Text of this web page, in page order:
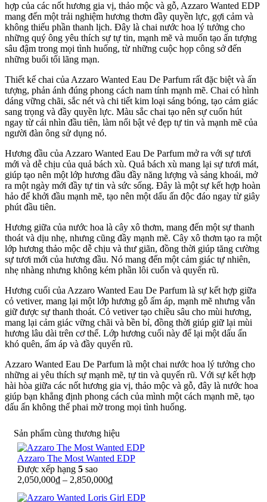
hợp của các nốt hương gia vị, thảo mộc và gỗ, Azzaro Wanted EDP
mang đến một trải nghiệm hương thơm đầy quyền lực, gợi cảm và
không thiếu phần thanh lịch. Đây là chai nước hoa lý tưởng cho
những quý ông yêu thích sự tự tin, mạnh mẽ và muốn tạo ấn tượng
sâu đậm trong mọi tình huống, từ những cuộc họp công sở đến
những buổi tối lãng mạn.
Thiết kế chai của Azzaro Wanted Eau De Parfum rất đặc biệt và ấn
tượng, phản ánh đúng phong cách nam tính mạnh mẽ. Chai có hình
dáng vững chãi, sắc nét và chi tiết kim loại sáng bóng, tạo cảm giác
sang trọng và đầy quyền lực. Màu sắc chai tạo nên sự cuốn hút
ngay từ cái nhìn đầu tiên, làm nổi bật vẻ đẹp tự tin và mạnh mẽ của
người đàn ông sử dụng nó.
Hương đầu của Azzaro Wanted Eau De Parfum mở ra với sự tươi
mới và dễ chịu của quả bách xù. Quả bách xù mang lại sự tươi mát,
giúp tạo nên một lớp hương đầu đầy năng lượng và sảng khoái, mở
ra một ngày mới đầy tự tin và sức sống. Đây là một sự kết hợp hoàn
hảo để khởi đầu mạnh mẽ, tạo nên một dấu ấn độc đáo ngay từ giây
phút đầu tiên.
Hương giữa của nước hoa là cây xô thơm, mang đến một sự thanh
thoát và dịu nhẹ, nhưng cũng đầy mạnh mẽ. Cây xô thơm tạo ra một
lớp hương thảo mộc dễ chịu và thư giãn, đồng thời giúp tăng cường
sự tươi mới của hương đầu. Nó mang đến một cảm giác tự nhiên,
nhẹ nhàng nhưng không kém phần lôi cuốn và quyến rũ.
Hương cuối của Azzaro Wanted Eau De Parfum là sự kết hợp giữa
cỏ vetiver, mang lại một lớp hương gỗ ấm áp, mạnh mẽ nhưng vẫn
giữ được sự thanh thoát. Cỏ vetiver tạo chiều sâu cho mùi hương,
mang lại cảm giác vững chãi và bền bỉ, đồng thời giúp giữ lại mùi
hương lâu dài trên cơ thể. Lớp hương cuối này để lại một dấu ấn
khó quên, ấm áp và đầy quyến rũ.
Azzaro Wanted Eau De Parfum là một chai nước hoa lý tưởng cho
những ai yêu thích sự mạnh mẽ, tự tin và quyến rũ. Với sự kết hợp
hài hòa giữa các nốt hương gia vị, thảo mộc và gỗ, đây là nước hoa
giúp bạn khẳng định phong cách của mình một cách mạnh mẽ, tạo
dấu ấn không thể phai mờ trong mọi tình huống.
Sản phẩm cùng thương hiệu
Azzaro The Most Wanted EDP
Được xếp hạng 5 sao
2,050,000₫ – 2,850,000₫